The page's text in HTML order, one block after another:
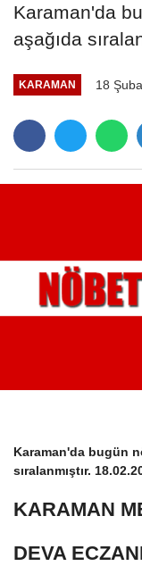
Karaman'da
aşağıda
KARAMAN 18
Karaman'da bugün
sıralanmıştır.
KARAMAN
DEVA